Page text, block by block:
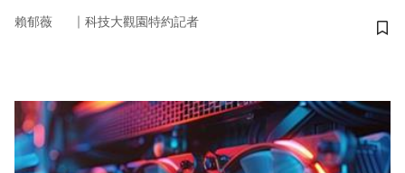
賴郁薇 ｜ 科技大觀園特約記者
儲